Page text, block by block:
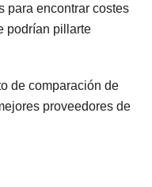
para encontrar costes
podrían pillarte
de comparación de
proveedores de